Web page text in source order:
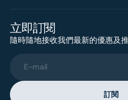
立即訂閱
隨時隨地接收我們最新的優惠及
E-mail
訂閱